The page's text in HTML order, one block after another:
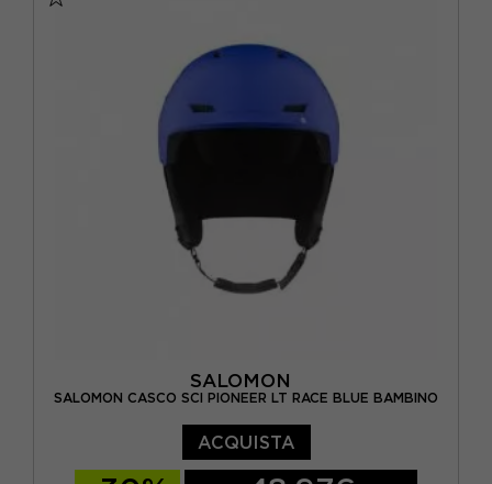
SALOMON
SALOMON CASCO SCI PIONEER LT RACE BLUE BAMBINO
ACQUISTA